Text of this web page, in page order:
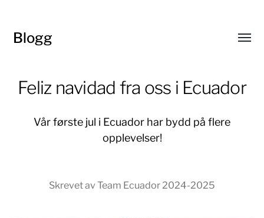
Blogg
Feliz navidad fra oss i Ecuador
Vår første jul i Ecuador har bydd på flere
opplevelser!
Skrevet av Team Ecuador 2024-2025